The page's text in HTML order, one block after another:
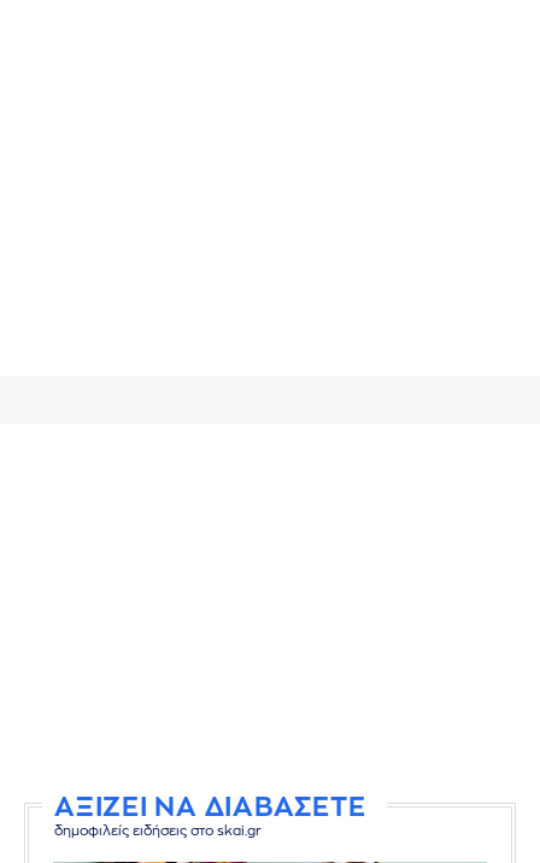
ΑΞΙΖΕΙ ΝΑ ΔΙΑΒΑΣΕΤΕ
δημοφιλείς ειδήσεις στο skai.gr